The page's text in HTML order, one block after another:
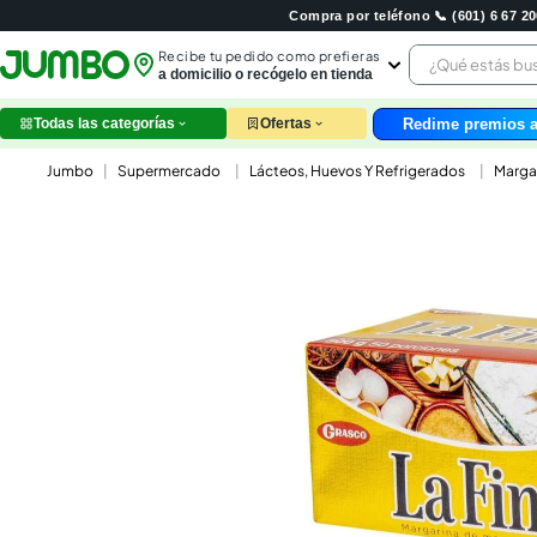
Compra por teléfono 📞 (601) 6 67
Recibe tu pedido como prefieras
a domicilio o recógelo en tienda
¿Qué estás
leche
pollo
Todas las categorías Ofertas Redime premios
Supermercado Lácteos, Huevos Y Refrigerados